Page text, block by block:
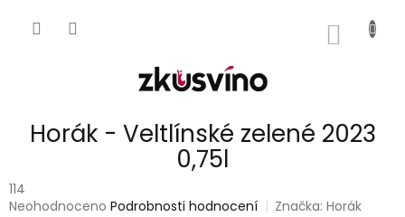
Horák - Veltlínské zelené 2023
0,75l
114
Průměrné
Neohodnoceno Podrobnosti hodnocení Značka:Horák